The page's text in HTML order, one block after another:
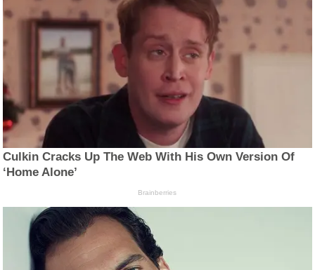
Culkin Cracks Up The Web With His Own Version Of
‘Home Alone’
Brainberries